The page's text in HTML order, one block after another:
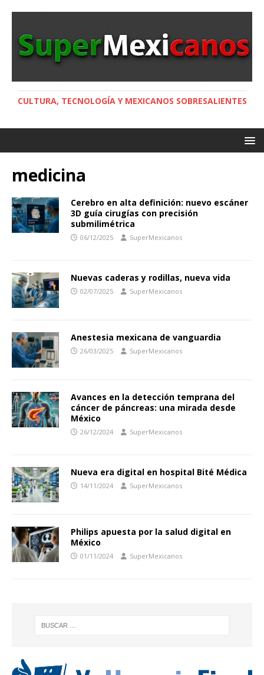
CULTURA, TECNOLOGÍA Y MEXICANOS SOBRESALIENTES
medicina
Cerebro en alta definición: nuevo escáner
3D guía cirugías con precisión
submilimétrica
06/12/2025 SuperMexicanos
Nuevas caderas y rodillas, nueva vida
02/07/2025 SuperMexicanos
Anestesia mexicana de vanguardia
26/03/2025 SuperMexicanos
Avances en la detección temprana del
cáncer de páncreas: una mirada desde
México
26/12/2024 SuperMexicanos
Nueva era digital en hospital Bité Médica
14/11/2024 SuperMexicanos
Philips apuesta por la salud digital en
México
01/11/2024 SuperMexicanos